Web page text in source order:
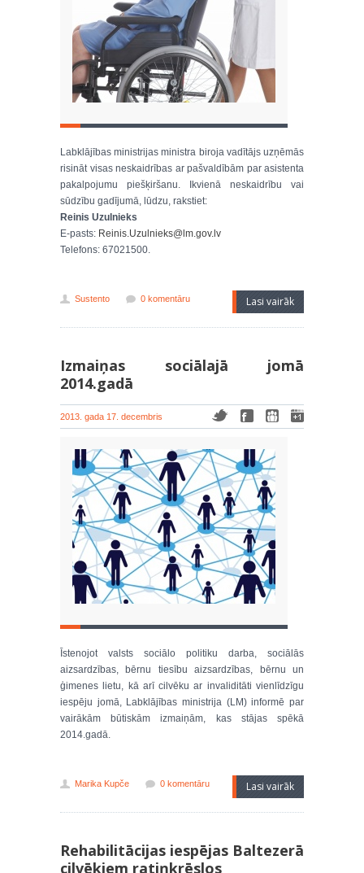
Labklājības ministrijas ministra biroja vadītājs uzņēmās
risināt visas neskaidrības ar pašvaldībām par asistenta
pakalpojumu piešķiršanu. Ikvienā neskaidrību vai
sūdzību gadījumā, lūdzu, rakstiet:
Reinis Uzulnieks
E-pasts: Reinis.Uzulnieks@lm.gov.lv
Telefons: 67021500.
Sustento 0 komentāru Lasi vairāk
Izmaiņas sociālajā jomā
2014.gadā
2013. gada 17. decembris
Īstenojot valsts sociālo politiku darba, sociālās
aizsardzības, bērnu tiesību aizsardzības, bērnu un
ģimenes lietu, kā arī cilvēku ar invaliditāti vienlīdzīgu
iespēju jomā, Labklājības ministrija (LM) informē par
vairākām būtiskām izmaiņām, kas stājas spēkā
2014.gadā.
Marika Kupče 0 komentāru Lasi vairāk
Rehabilitācijas iespējas Baltezerā
cilvēkiem ratiņkrēslos